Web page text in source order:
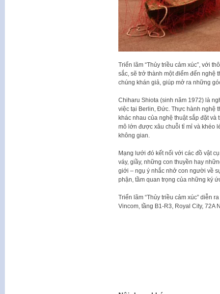
Triển lãm “Thủy triều cảm xúc”, với
sắc, sẽ trở thành một điểm đến nghệ
chúng khán giả, giúp mở ra những
Chiharu Shiota (sinh năm 1972) là
việc tại Berlin, Đức. Thực hành nghệ
khác nhau của nghệ thuật sắp đặt và
mô lớn được xâu chuỗi tỉ mỉ và khéo
không gian.
Mạng lưới đó kết nối với các đồ vật
váy, giầy, những con thuyền hay
giới – ngụ ý nhắc nhở con người về
phận, tầm quan trọng của những ký
Triển lãm “Thủy triều cảm xúc” diễn
Vincom, tầng B1-R3, Royal City, 72A